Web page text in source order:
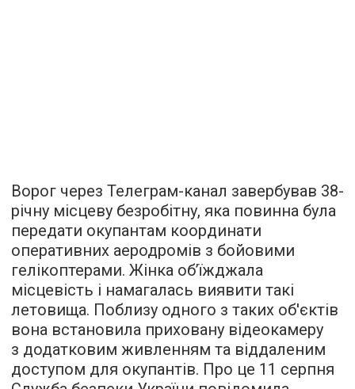
Ворог через Телеграм-канал завербував 38-
річну місцеву безробітну, яка повинна була
передати окупантам координати
оперативних аеродромів з бойовими
гелікоптерами. Жінка об’їжджала
місцевість і намагалась виявити такі
летовища. Поблизу одного з таких об'єктів
вона встановила приховану відеокамеру
з додатковим живленням та віддаленим
доступом для окупантів. Про це 11 серпня